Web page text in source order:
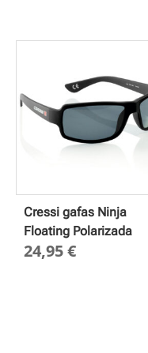
Cressi gafas Ninja
Floating Polarizada
24,95€